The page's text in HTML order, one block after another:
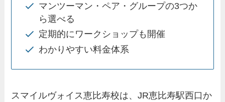
マンツーマン・ペア・グループの3つか
ら選べる
定期的にワークショップも開催
わかりやすい料金体系
スマイルヴォイス恵比寿校は、JR恵比寿駅西口か